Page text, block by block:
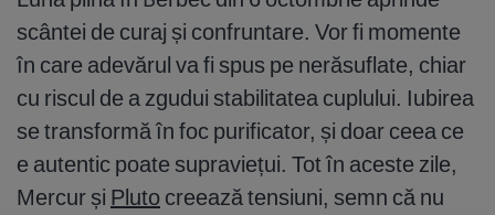
scântei de curaj și confruntare. Vor fi momente
în care adevărul va fi spus pe nerăsuflate, chiar
cu riscul de a zgudui stabilitatea cuplului. Iubirea
se transformă în foc purificator, și doar ceea ce
e autentic poate supraviețui. Tot în aceste zile,
Mercur și Pluto creează tensiuni, semn că nu